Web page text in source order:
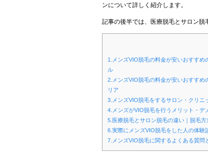
ンについて詳しく紹介します。
記事の後半では、医療脱毛とサロン脱
1.メンズVIO脱毛の料金が安いおすす
ル
2.メンズVIO脱毛の料金が安いおすすめ
リア
3.メンズVIO脱毛をするサロン・クリニ
4.メンズがVIO脱毛を行うメリット・
5.医療脱毛とサロン脱毛の違い｜脱毛
6.実際にメンズVIO脱毛をした人の体験
7.メンズVIO脱毛に関するよくある質問